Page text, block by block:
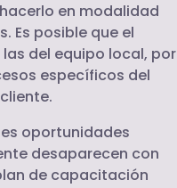
en modalidad
Es posible que el
del equipo local, por
específicos del
oportunidades
desaparecen con
de capacitación